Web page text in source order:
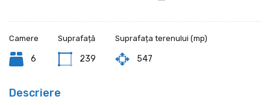
Camere
6
Suprafață
239
Suprafața terenului (mp)
547
Descriere